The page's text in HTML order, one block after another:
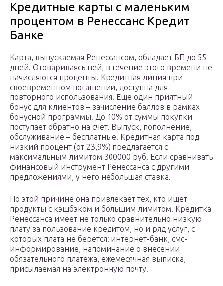
Кредитные карты с маленьким
процентом в Ренессанс Кредит
Банке
Карта, выпускаемая Ренессансом, обладает БП до 55
дней. Отовариваясь ней, в течение этого времени не
начисляются проценты. Кредитная линия при
своевременном погашении, доступна для
повторного использования. Еще один приятный
бонус для клиентов – зачисление баллов в рамках
бонусной программы. До 10% от суммы покупки
поступает обратно на счет. Выпуск, пополнение,
обслуживание – бесплатные. Кредитная карта под
низкий процент (от 23,9%) предлагается с
максимальным лимитом 300000 руб. Если сравнивать
финансовый инструмент Ренессанса с другими
предложениями, у него небольшая ставка.
По этой причине она привлекает тех, кто ищет
продукты с кэшбэком и большим лимитом. Кредитка
Ренессанса имеет не только сравнительно низкую
плату за пользование кредитом, но и ряд услуг, с
которых плата не берется: интернет-банк, смс-
информирование, напоминание о внесении
обязательного платежа, ежемесячная выписка,
присылаемая на электронную почту.